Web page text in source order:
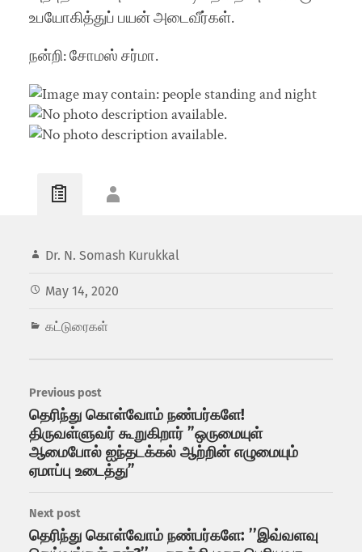
உபயோகித்துப் பயன் அடைவீர்கள்.
நன்றி: சோமஸ் சர்மா.
Dr. N. Somash Kurukkal
May 14, 2020
கட்டுரைகள்
Previous post
தெரிந்து கொள்வோம் நண்பர்களே!
திருவள்ளுவர் கூறுகிறார் ”ஒருமையுள்
ஆமைபோல் ஐந்தடக்கல் ஆற்றின் எழுமையும்
ஏமாப்பு உடைத்து”
Next post
தெரிந்து கொள்வோம் நண்பர்களே: ’’இவ்வளவு